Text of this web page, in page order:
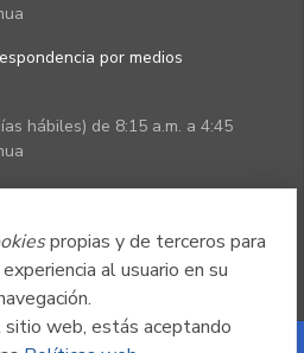
propias y de terceros para
al usuario en su
sitio web, estás aceptando
por medios
hábiles) de 8:15 a.m. a 4:45